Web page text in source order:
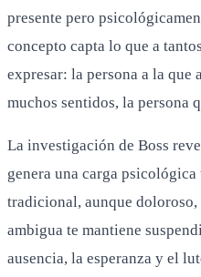
presente pero
concepto capta lo que a
expresar: la persona a la que
muchos sentidos, la persona
La investigación de Boss
genera una carga psicológica
tradicional, aunque
ambigua te mantiene
ausencia, la esperanza y el